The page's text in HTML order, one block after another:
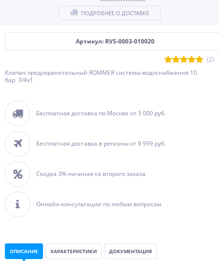
Артикул: RVS-0003-010020
(2)
Клапан предохранительный ROMMER системы водоснабжения 10
бар 3/4х1
Бесплатная доставка по Москве от 3 000 руб.
Бесплатная доставка в регионы от 9 999 руб.
Скидка 3% начиная со второго заказа
Онлайн-консультации по любым вопросам
ПОДРОБНЕЕ О ДОСТАВКЕ
ОПИСАНИЕ ХАРАКТЕРИСТИКИ ДОКУМЕНТАЦИЯ